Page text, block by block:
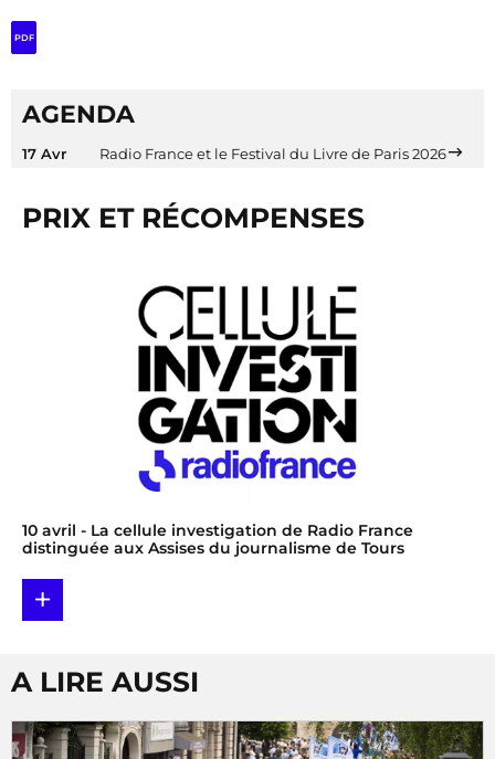
PDF
AGENDA
17 Avr Radio France et le Festival du Livre de Paris 2026
PRIX ET RÉCOMPENSES
10 avril - La cellule investigation de Radio France
distinguée aux Assises du journalisme de Tours
+
A LIRE AUSSI